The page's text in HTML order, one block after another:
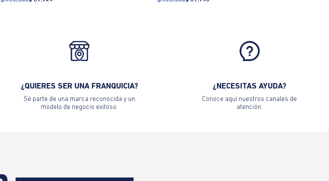
¿QUIERES SER UNA FRANQUICIA?
Sé parte de una marca reconocida y un
modelo de negocio exitoso.
¿NECESITAS AYUDA?
Conoce aquí nuestros canales de
atención.